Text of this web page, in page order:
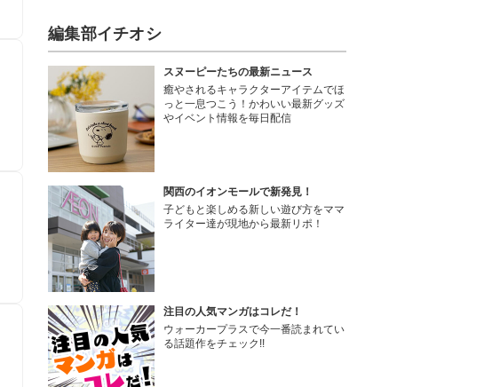
編集部イチオシ
スヌーピーたちの最新ニュース
癒やされるキャラクターアイテムでほ
っと一息つこう！かわいい最新グッズ
やイベント情報を毎日配信
関西のイオンモールで新発見！
子どもと楽しめる新しい遊び方をママ
ライター達が現地から最新リポ！
注目の人気マンガはコレだ！
ウォーカープラスで今一番読まれてい
る話題作をチェック!!